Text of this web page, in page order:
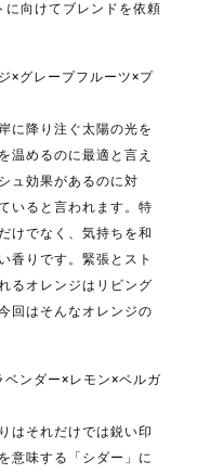
に向けてブレンドを依頼
×グレープフルーツ×プ
に降り注ぐ太陽の光を
温めるのに最適と言え
ュ効果があるのに対
いると言われます。特
けでなく、気持ちを和
香りです。緊張とスト
るオレンジはリビング
回はそんなオレンジの
ベンダー×レモン×ベルガ
はそれだけでは鋭い印
意味する「シダー」に